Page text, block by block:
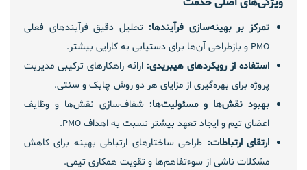
تمرکز بر بهینه‌سازی فرآیندها:تحلیل دقیق فرآیندهای فعلی
PMO و بازطراحی آن‌ها برای دستیابی به کارایی بیشتر.
استفاده از رویکردهای هیبریدی: ارائه راهکارهای ترکیبی مدیریت
پروژه برای بهره‌گیری از مزایای هر دو روش چابک و سنتی.
بهبود نقش‌ها و مسئولیت‌ها:شفاف‌سازی نقش‌ها و وظایف
اعضای تیم و ایجاد تعهد بیشتر نسبت به اهداف PMO.
ارتقای ارتباطات: طراحی ساختارهای ارتباطی بهینه برای کاهش
مشکلات ناشی از سوءتفاهم‌ها و تقویت همکاری تیمی.